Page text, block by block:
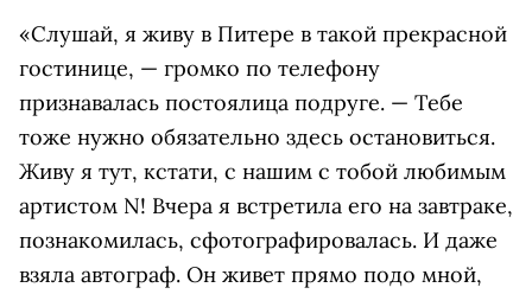
«Слушай, я живу в Питере в такой прекрасной
гостинице, — громко по телефону
признавалась постоялица подруге. — Тебе
тоже нужно обязательно здесь остановиться.
Живу я тут, кстати, с нашим с тобой любимым
артистом N! Вчера я встретила его на завтраке,
познакомилась, сфотографировалась. И даже
взяла автограф. Он живет прямо подо мной,